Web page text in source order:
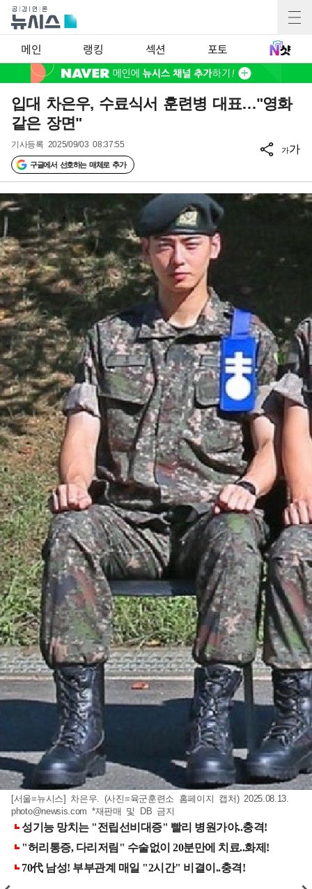
메인 랭킹 섹션 포토
입대 차은우, 수료식서 훈련병 대표…"영화
같은 장면"
기사등록 2025/09/03 08:37:55
구글에서 선호하는 매체로 추가
가가
[서울=뉴시스] 차은우. (사진=육군훈련소 홈페이지 캡처) 2025.08.13.
photo@newsis.com *재판매 및 DB 금지